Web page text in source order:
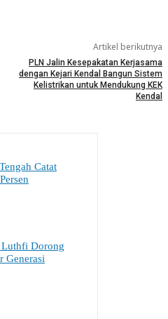
Artikel berikutnya
PLN Jalin Kesepakatan Kerjasama
dengan Kejari Kendal Bangun Sistem
Kelistrikan untuk Mendukung KEK
Kendal
Catat
Luthfi Dorong
Generasi